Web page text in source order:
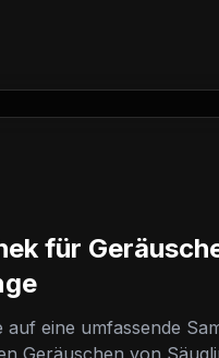
für
auf eine umfassende
Geräuschen von